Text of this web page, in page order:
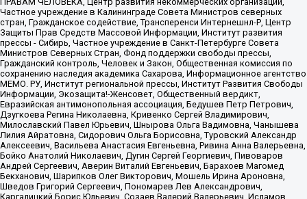
Частное учреждение в Калининграде Совета Министров северных
стран, Гражданское содействие, Трансперенси Интернешнл-Р, Центр
Защиты Прав Средств Массовой Информации, Институт развития
прессы - Сибирь, Частное учреждение в Санкт-Петербурге Совета
Министров Северных Стран, Фонд поддержки свободы прессы,
Гражданский контроль, Человек и Закон, Общественная комиссия по
сохранению наследия академика Сахарова, Информационное агентство
МЕМО. РУ, Институт региональной прессы, Институт Развития Свободы
Информации, Экозащита!-Женсовет, Общественный вердикт,
Евразийская антимонопольная ассоциация, Бедушев Петр Петрович,
Дзугкоева Регина Николаевна, Кривенко Сергей Владимирович,
Милославский Павел Юрьевич, Шнырова Ольга Вадимовна, Чанышева
Лилия Айратовна, Сидорович Ольга Борисовна, Туровский Александр
Алексеевич, Васильева Анастасия Евгеньевна, Ривина Анна Валерьевна,
Бойко Анатолий Николаевич, Дугин Сергей Георгиевич, Пивоваров
Андрей Сергеевич, Аверин Виталий Евгеньевич, Барахоев Магомед
Бекханович, Шарипков Олег Викторович, Мошель Ирина Ароновна,
Шведов Григорий Сергеевич, Пономарев Лев Александрович,
Каргалицкий Борис Юльевич, Созаев Валерий Валерьевич, Исламов